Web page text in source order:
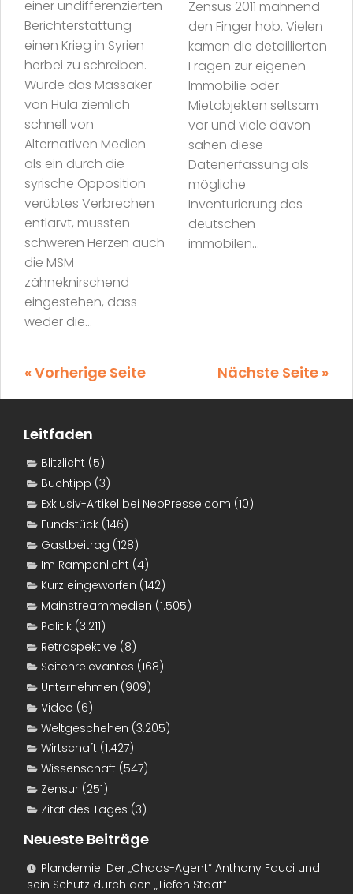
einer undifferenzierten
Berichterstattung
einen Krieg in Syrien
herbei zu schreiben.
Wurde das Massaker
von Hula ziemlich
schnell von
Alternativen Medien
als ein durch die
syrische Opposition
verübtes Verbrechen
entlarvt, mussten
schweren Herzen auch
die MSM
zähneknirschend
eingestehen, dass
weder die...
Zensus 2011 mahnend
den Finger hob. Vielen
kamen die detaillierten
Fragen zur eigenen
Immobilie oder
Mietobjekten seltsam
vor und viele davon
sahen diese
Datenerfassung als
mögliche
Inventurierung des
deutschen
immobilen...
« Vorherige Seite Nächste Seite »
Leitfaden
Blitzlicht (5)
Buchtipp (3)
Exklusiv-Artikel bei NeoPresse.com (10)
Fundstück (146)
Gastbeitrag (128)
Im Rampenlicht (4)
Kurz eingeworfen (142)
Mainstreammedien (1.505)
Politik (3.211)
Retrospektive (8)
Seitenrelevantes (168)
Unternehmen (909)
Video (6)
Weltgeschehen (3.205)
Wirtschaft (1.427)
Wissenschaft (547)
Zensur (251)
Zitat des Tages (3)
Neueste Beiträge
Plandemie: Der „Chaos-Agent“ Anthony Fauci und
sein Schutz durch den „Tiefen Staat“